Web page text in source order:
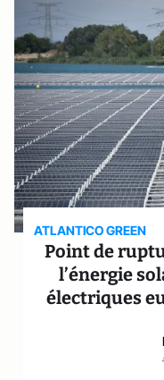
ATLANTICO GREEN
Point de
l’énergie
électriques